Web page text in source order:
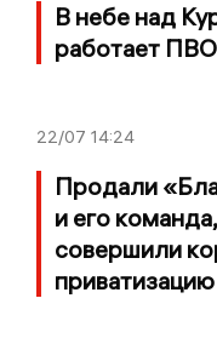
В небе над
работает ПВО
22/07 14:24
Продали
и его
совершили
приватизацию